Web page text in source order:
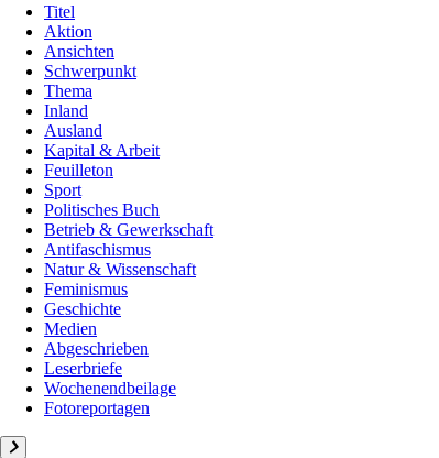
Titel
Aktion
Ansichten
Schwerpunkt
Thema
Inland
Ausland
Kapital & Arbeit
Feuilleton
Sport
Politisches Buch
Betrieb & Gewerkschaft
Antifaschismus
Natur & Wissenschaft
Feminismus
Geschichte
Medien
Abgeschrieben
Leserbriefe
Wochenendbeilage
Fotoreportagen